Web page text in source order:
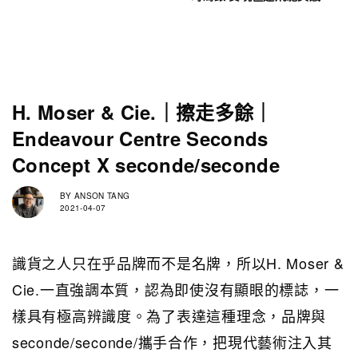
H. Moser & Cie.｜擦走多餘｜
Endeavour Centre Seconds
Concept X seconde/seconde
BY ANSON TANG
2021-04-07
識貨之人只在乎品牌而不是名牌，所以H. Moser &
Cie.一直強調本質，認為即使沒有顯眼的標誌，一
樣具有極高辨識度。為了表達這種理念，品牌與
seconde/seconde/攜手合作，把現代藝術注入其